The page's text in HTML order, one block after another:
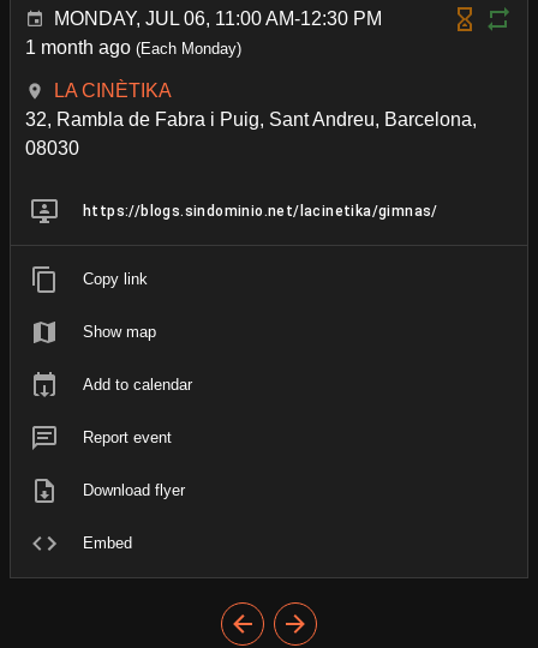
MONDAY, JUL 06, 11:00 AM-12:30 PM
1 month ago (Each Monday)
LA CINÈTIKA
32, Rambla de Fabra i Puig, Sant Andreu, Barcelona,
08030
https://blogs.sindominio.net/lacinetika/gimnas/
Copy link
Show map
Add to calendar
Report event
Download flyer
Embed